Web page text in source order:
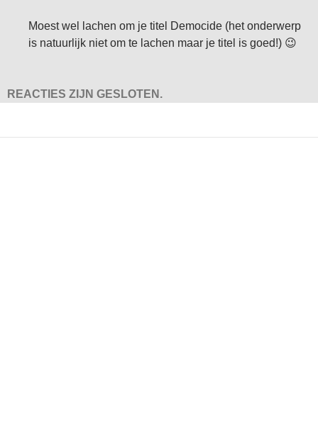
Moest wel lachen om je titel Democide (het onderwerp
is natuurlijk niet om te lachen maar je titel is goed!) 😉
REACTIES ZIJN GESLOTEN.